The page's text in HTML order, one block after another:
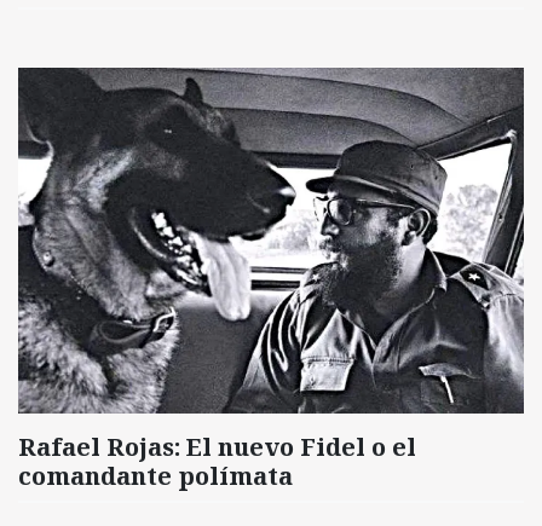
Rafael Rojas: El nuevo Fidel o el
comandante polímata